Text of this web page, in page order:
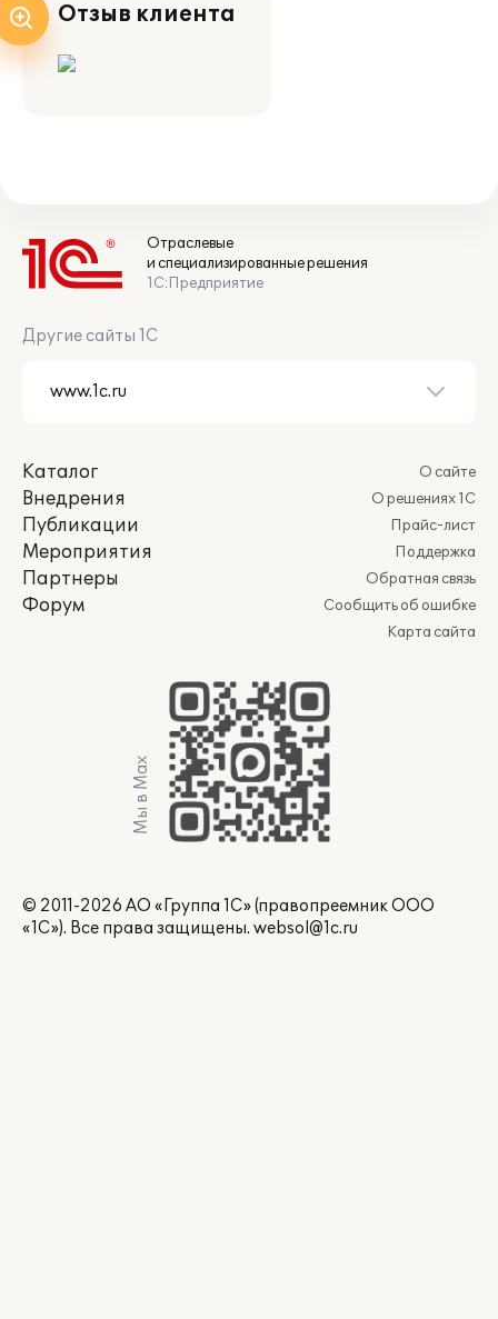
Отзыв клиента
Отраслевые
и специализированные решения
1С:Предприятие
Другие сайты 1С
Каталог
Внедрения
Публикации
Мероприятия
Партнеры
Форум
О сайте
О решениях 1С
Прайс-лист
Поддержка
Обратная связь
Сообщить об ошибке
Карта сайта
Мы в Max
© 2011-2026 АО «Группа 1С» (правопреемник ООО
«1С»). Все права защищены. websol@1c.ru